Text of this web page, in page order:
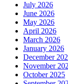
July 2026
June 2026
May 2026
April 2026
March 2026
January 2026
December
November
October 2025